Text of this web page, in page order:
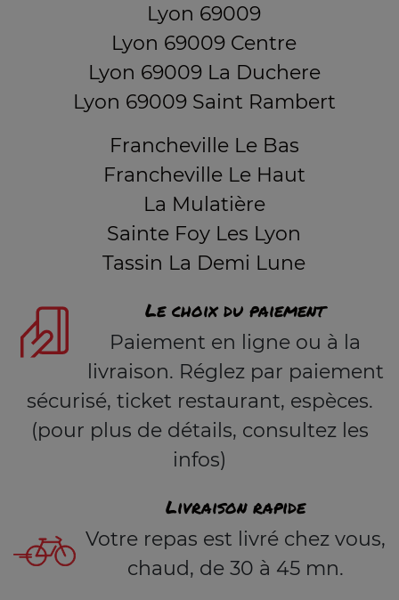
Lyon 69009
Lyon 69009 Centre
Lyon 69009 La Duchere
Lyon 69009 Saint Rambert
Francheville Le Bas
Francheville Le Haut
La Mulatière
Sainte Foy Les Lyon
Tassin La Demi Lune
Le choix du paiement
Paiement en ligne ou à la
livraison. Réglez par paiement
sécurisé, ticket restaurant, espèces.
(pour plus de détails, consultez les
infos)
Livraison rapide
Votre repas est livré chez vous,
chaud, de 30 à 45 mn.